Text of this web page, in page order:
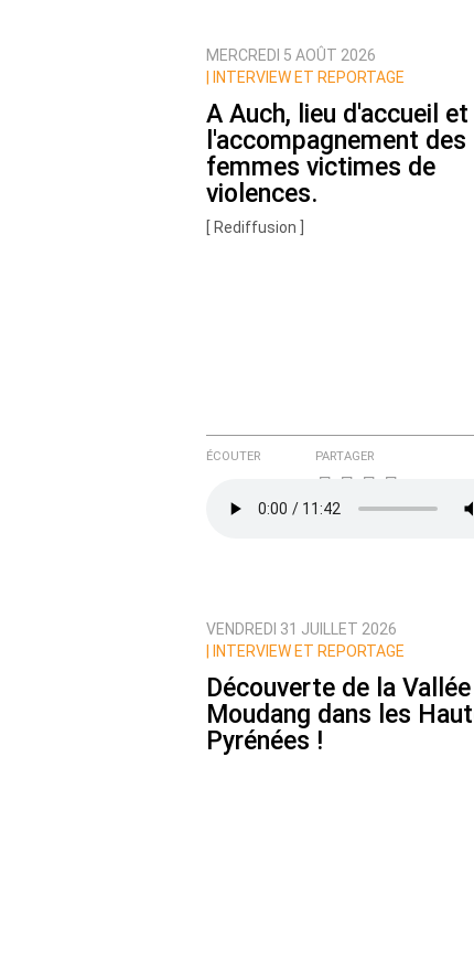
Nom
Courriel (non publié)
Prévenez-moi de tous les
MERCREDI 5 AOÛT 2026
INTERVIEW ET REPORTAGE
A Auch, lieu d'accueil et
l'accompagnement des
femmes victimes de
violences.
[ Rediffusion ]
ÉCOUTER PARTAGER
VENDREDI 31 JUILLET 2026
INTERVIEW ET REPORTAGE
Découverte de la
Moudang dans les
Pyrénées !